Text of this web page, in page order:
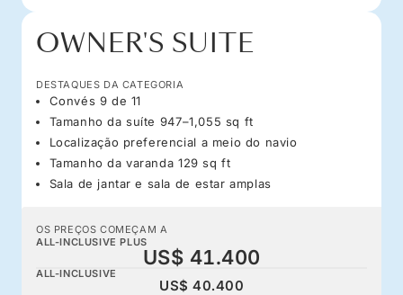
OWNER'S SUITE
DESTAQUES DA CATEGORIA
Convés 9 de 11
Tamanho da suíte 947–1,055 sq ft
Localização preferencial a meio do navio
Tamanho da varanda 129 sq ft
Sala de jantar e sala de estar amplas
OS PREÇOS COMEÇAM A
ALL-INCLUSIVE PLUS
US$ 41.400
ALL-INCLUSIVE
US$ 40.400